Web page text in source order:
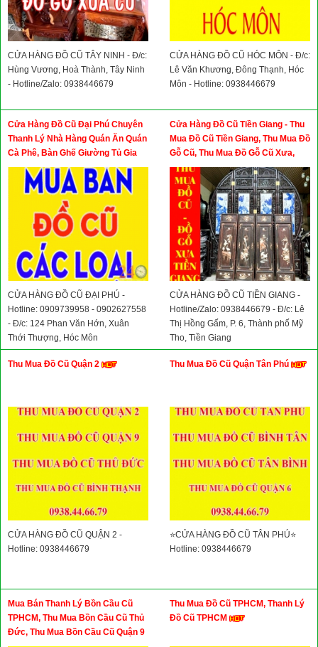
CỬA HÀNG ĐỒ CŨ TÂY NINH - Đ/c:
Hùng Vương, Hoà Thành, Tây Ninh
- Hotline/Zalo: 0938446679
CỬA HÀNG ĐỒ CŨ HÓC MÔN - Đ/c:
Lê Văn Khương, Đông Thạnh, Hóc
Môn - Hotline: 0938446679
Cửa Hàng Đồ Cũ Đại Phú Chuyên
Thanh Lý Nhà Hàng Quán Ăn Quán
Cà Phê, Bàn Ghế Giường Tủ Gia
Đình, Bàn Ghế Đồ Dùng Văn Phòng
CỬA HÀNG ĐỒ CŨ ĐẠI PHÚ -
Hotline: 0909739958 - 0902627558
- Đ/c: 124 Phan Văn Hớn, Xuân
Thới Thượng, Hóc Môn
Cửa Hàng Đồ Cũ Tiền Giang - Thu
Mua Đồ Cũ Tiền Giang, Thu Mua Đồ
Gỗ Cũ, Thu Mua Đồ Gỗ Cũ Xưa,
Thu Mua Đồ Cổ
CỬA HÀNG ĐỒ CŨ TIỀN GIANG -
Hotline/Zalo: 0938446679 - Đ/c: Lê
Thị Hồng Gấm, P. 6, Thành phố Mỹ
Tho, Tiền Giang
Thu Mua Đồ Cũ Quận 2
CỬA HÀNG ĐỒ CŨ QUẬN 2 -
Hotline: 0938446679
Thu Mua Đồ Cũ Quận Tân Phú
⭐CỬA HÀNG ĐỒ CŨ TÂN PHÚ⭐
Hotline: 0938446679
Mua Bán Thanh Lý Bồn Cầu Cũ
TPHCM, Thu Mua Bồn Cầu Cũ Thủ
Đức, Thu Mua Bồn Cầu Cũ Quận 9
Thu Mua Đồ Cũ TPHCM, Thanh Lý
Đồ Cũ TPHCM